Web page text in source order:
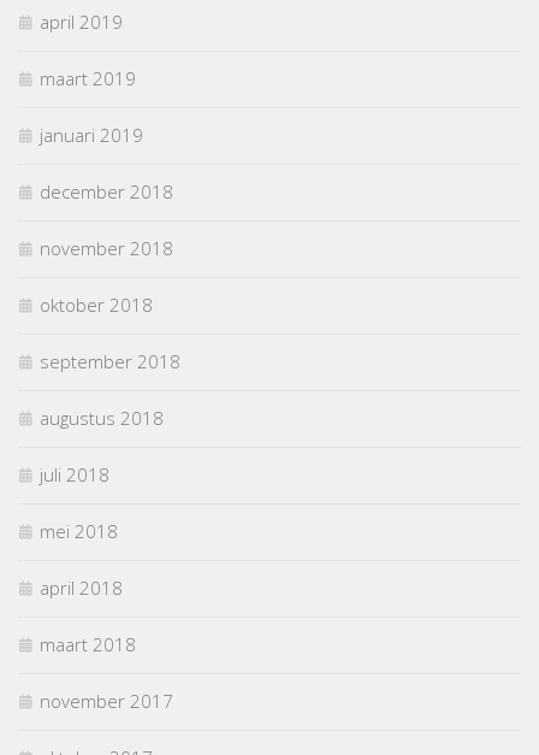
april 2019
maart 2019
januari 2019
december 2018
november 2018
oktober 2018
september 2018
augustus 2018
juli 2018
mei 2018
april 2018
maart 2018
november 2017